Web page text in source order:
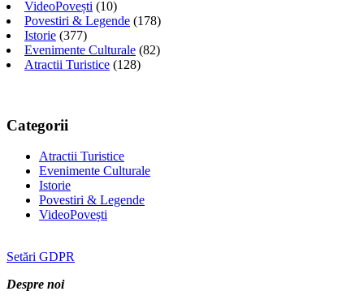
VideoPovești (10)
Povestiri & Legende (178)
Istorie (377)
Evenimente Culturale (82)
Atractii Turistice (128)
Categorii
Atractii Turistice
Evenimente Culturale
Istorie
Povestiri & Legende
VideoPovești
Setări GDPR
Despre noi